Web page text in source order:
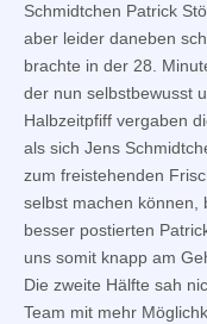
Schmidtchen Patrick
aber leider daneben
brachte in der 28.
der nun selbstbewusst
Halbzeitpfiff vergaben
als sich Jens
zum freistehenden
selbst machen können,
besser postierten
uns somit knapp am
Die zweite Hälfte sah
Team mit mehr